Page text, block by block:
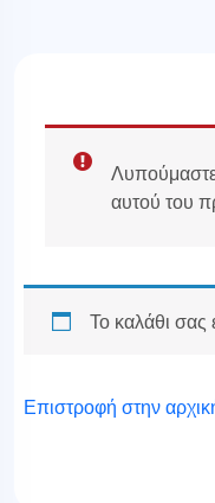
αυτού του
Το καλάθι σας
Επιστροφή στην